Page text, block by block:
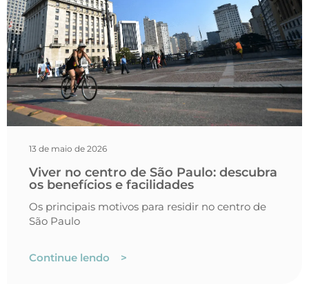
13 de maio de 2026
Viver no centro de São Paulo: descubra
os benefícios e facilidades
Os principais motivos para residir no centro de
São Paulo
Continue lendo >